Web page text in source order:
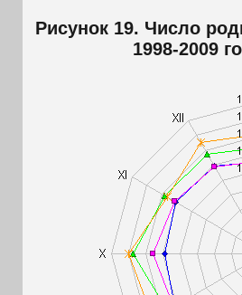
Рисунок 19. Число
1998-2009